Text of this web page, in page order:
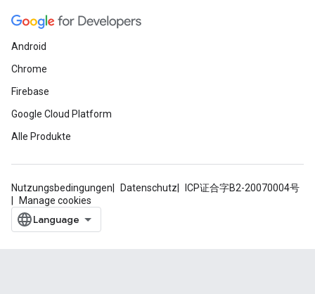
Android
Chrome
Firebase
Google Cloud Platform
Alle Produkte
Nutzungsbedingungen Datenschutz
ICP证合字B2-20070004号
Manage cookies